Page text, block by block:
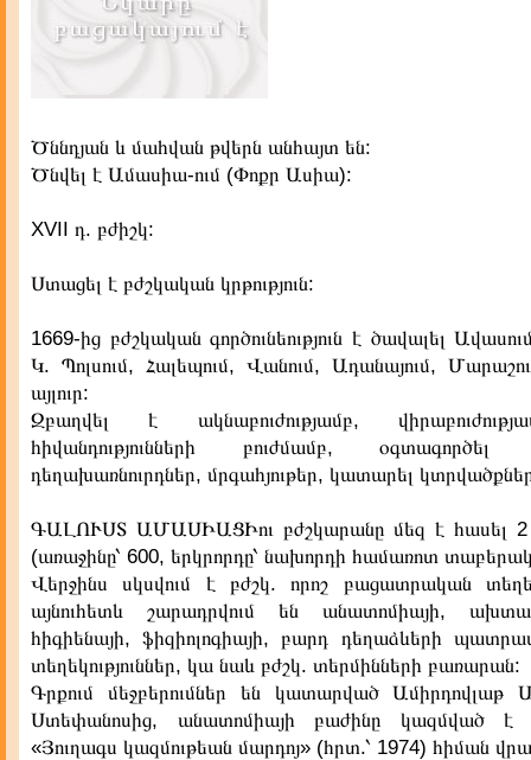
Ծննդյան և մահվան թվերն անհայտ են:
Ծնվել է Ամասիա-ում (Փոքր Ասիա):
XVII դ. բժիշկ:
Ստացել է բժշկական կրթություն:
1669-ից բժշկական գործունեություն է ծավալել
Կ. Պոլսում, Հալեպում, Վանում, Ադանայում,
այլուր:
Զբաղվել է ակնաբուժությամբ,
հիվանդությունների բուժմամբ,
դեղախառնուրդներ, մրգահյութեր, կատարել
ԳԱԼՈՒՍՏ ԱՄԱՍԻԱՑԻու բժշկարանը մեզ է հասել 2
(առաջինը՝ 600, երկրորդը՝ նախորդի համառոտ
Վերջինս սկսվում է բժշկ. որոշ բացատրական
այնուհետև շարադրվում են անատոմիայի,
հիգիենայի, ֆիզիոլոգիայի, բարդ դեղաձևերի
տեղեկություններ, կա նաև բժշկ. տերմինների բառարան:
Գրքում մեջբերումներ են կատարված Ամիրդովլաթ
Ստեփանոսից, անատոմիայի բաժինը կազմված է
«Յուղագս կազմութեան մարդոյ» (հրտ.՝ 1974) հիման